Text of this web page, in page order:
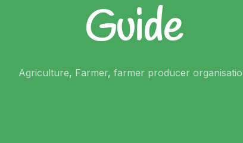
Guide
Agriculture, Farmer, farmer producer